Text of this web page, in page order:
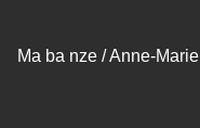
Ma ba nze / Anne-